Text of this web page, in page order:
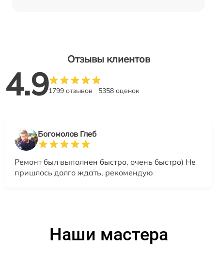
Отзывы клиентов
4.91799 отзывов 5358 оценок
Богомолов Глеб
Ремонт был выполнен быстро, очень быстро) Не
пришлось долго ждать, рекомендую
Наши мастера